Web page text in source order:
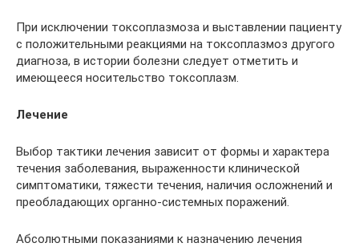
При исключении токсоплазмоза и выставлении пациенту
с положительными реакциями на токсоплазмоз другого
диагноза, в истории болезни следует отметить и
имеющееся носительство токсоплазм.
Лечение
Выбор тактики лечения зависит от формы и характера
течения заболевания, выраженности клинической
симптоматики, тяжести течения, наличия осложнений и
преобладающих органно-системных поражений.
Абсолютными показаниями к назначению лечения